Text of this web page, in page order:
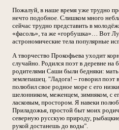
Пожалуй, в наше время уже трудно
нечто подобное. Слишком много
сейчас трудно представить в
«фасоль», та же «горбушка»… Вот
астрономические тела популярные
А творчество Прокофьева уходит
случайно. Родился поэт в деревне на
родителями Саши были бедняки: мать
землепашец. "Ладога! – говорил поэт
полюбил свое родное море с его
шелонником, меженцем, зимняком, с
ласковым, простором. Я навеки
Приладожья, простой быт моих
северную русскую природу,
рукой достанешь до воды".